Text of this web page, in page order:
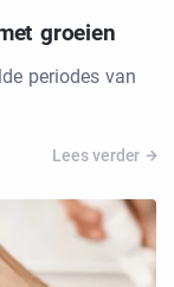
groeien
periodes van
Lees verder